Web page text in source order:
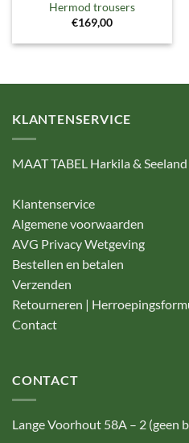
Hermod trousers
€169,00
KLANTENSERVICE
MAAT TABEL Harkila & Seeland
Klantenservice
Algemene voorwaarden
AVG Privacy Wetgeving
Bestellen en betalen
Verzenden
Retourneren |
Contact
CONTACT
Lange Voorhout 58A – 2 (geen